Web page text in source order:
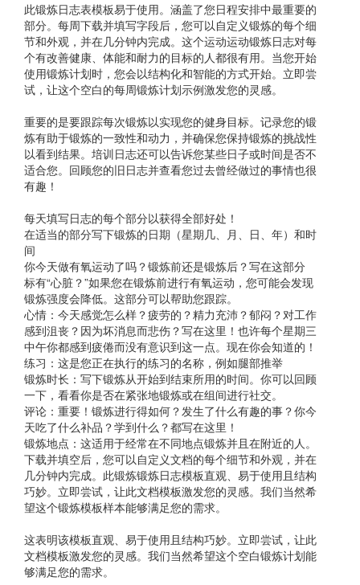
此锻炼日志表模板易于使用。涵盖了您日程安排中最重要的
部分。每周下载并填写字段后，您可以自定义锻炼的每个细
节和外观，并在几分钟内完成。这个运动运动锻炼日志对每
个有改善健康、体能和耐力的目标的人都很有用。当您开始
使用锻炼计划时，您会以结构化和智能的方式开始。立即尝
试，让这个空白的每周锻炼计划示例激发您的灵感。
重要的是要跟踪每次锻炼以实现您的健身目标。记录您的锻
炼有助于锻炼的一致性和动力，并确保您保持锻炼的挑战性
以看到结果。培训日志还可以告诉您某些日子或时间是否不
适合您。回顾您的旧日志并查看您过去曾经做过的事情也很
有趣！
每天填写日志的每个部分以获得全部好处！
在适当的部分写下锻炼的日期（星期几、月、日、年）和时
间
你今天做有氧运动了吗？锻炼前还是锻炼后？写在这部分
标有“心脏？”如果您在锻炼前进行有氧运动，您可能会发现
锻炼强度会降低。这部分可以帮助您跟踪。
心情：今天感觉怎么样？疲劳的？精力充沛？郁闷？对工作
感到沮丧？因为坏消息而悲伤？写在这里！也许每个星期三
中午你都感到疲倦而没有意识到这一点。现在你会知道的！
练习：这是您正在执行的练习的名称，例如腿部推举
锻炼时长：写下锻炼从开始到结束所用的时间。你可以回顾
一下，看看你是否在紧张地锻炼或在组间进行社交。
评论：重要！锻炼进行得如何？发生了什么有趣的事？你今
天吃了什么补品？学到什么？都写在这里！
锻炼地点：这适用于经常在不同地点锻炼并且在附近的人。
下载并填空后，您可以自定义文档的每个细节和外观，并在
几分钟内完成。此锻炼锻炼日志模板直观、易于使用且结构
巧妙。立即尝试，让此文档模板激发您的灵感。我们当然希
望这个锻炼模板样本能够满足您的需求。
这表明该模板直观、易于使用且结构巧妙。立即尝试，让此
文档模板激发您的灵感。我们当然希望这个空白锻炼计划能
够满足您的需求。